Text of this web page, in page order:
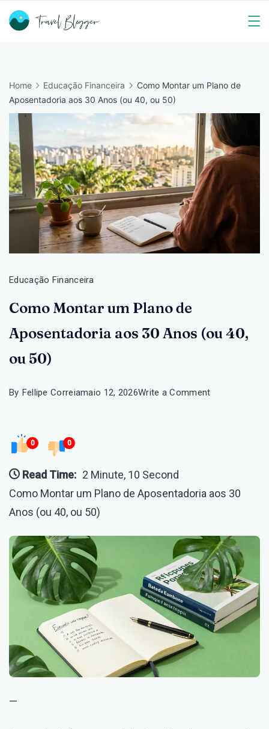
Skip
Home Educação Financeira
Como Montar um Plano de
Aposentadoria aos 30 Anos (ou 40, ou 50)
Educação Financeira
Como Montar um Plano de
Aposentadoria aos 30 Anos (ou 40,
ou 50)
By Fellipe Correiamaio 12, 2026Write a Commenton
30
Anos
(ou
40,
ou
50)
0 0
Read Time: 2 Minute, 10 Second
Como Montar um Plano de Aposentadoria aos 30
Anos (ou 40, ou 50)
—